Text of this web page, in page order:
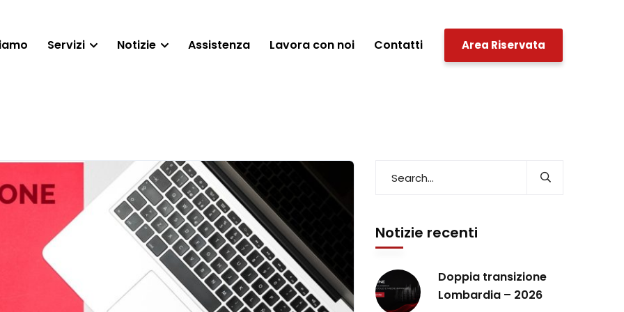
Servizi Notizie Assistenza Lavora con noi Contatti Area Riservata
Notizie recenti
Doppia transizione
Lombardia – 2026